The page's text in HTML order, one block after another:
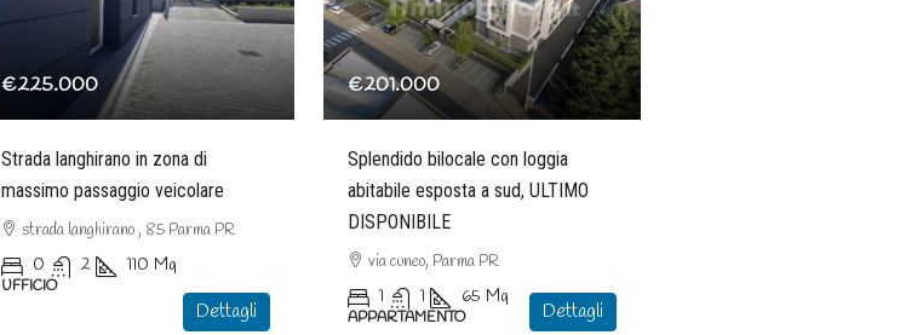
€225.000
Strada langhirano in zona di
massimo passaggio veicolare
strada langhirano , 85 Parma PR
0 2 110 Mq
UFFICIO
Dettagli
€201.000
Splendido bilocale con loggia
abitabile esposta a sud, ULTIMO
DISPONIBILE
via cuneo, Parma PR
1 1 65 Mq
APPARTAMENTO Dettagli